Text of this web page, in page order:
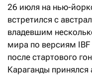
26 июля на нью-
встретился с
владевшим
мира по версиям IBF
после стартового
Караганды принялся